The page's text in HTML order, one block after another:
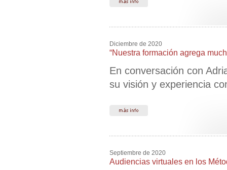
Diciembre de 2020
“Nuestra formación agrega
En conversación con
su visión y experiencia
Septiembre de 2020
Audiencias virtuales en los